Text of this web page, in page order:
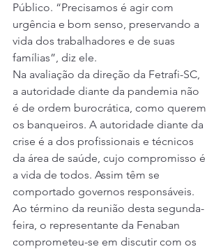
Público. “Precisamos é agir com
urgência e bom senso, preservando a
vida dos trabalhadores e de suas
famílias”, diz ele.
Na avaliação da direção da Fetrafi-SC,
a autoridade diante da pandemia não
é de ordem burocrática, como querem
os banqueiros. A autoridade diante da
crise é a dos profissionais e técnicos
da área de saúde, cujo compromisso é
a vida de todos. Assim têm se
comportado governos responsáveis.
Ao término da reunião desta segunda-
feira, o representante da Fenaban
comprometeu-se em discutir com os